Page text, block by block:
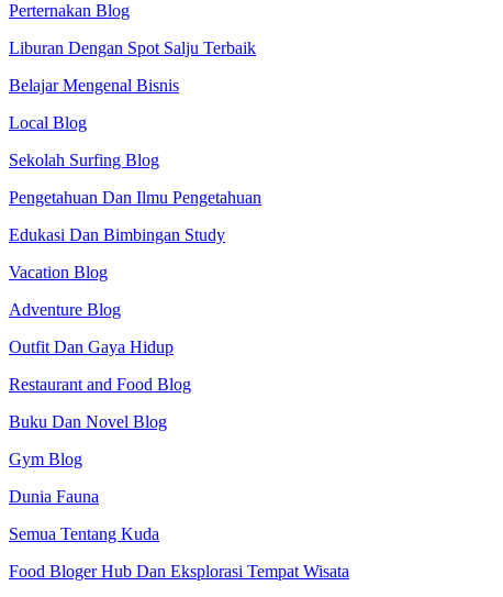
Perternakan Blog
Liburan Dengan Spot Salju Terbaik
Belajar Mengenal Bisnis
Local Blog
Sekolah Surfing Blog
Pengetahuan Dan Ilmu Pengetahuan
Edukasi Dan Bimbingan Study
Vacation Blog
Adventure Blog
Outfit Dan Gaya Hidup
Restaurant and Food Blog
Buku Dan Novel Blog
Gym Blog
Dunia Fauna
Semua Tentang Kuda
Food Bloger Hub Dan Eksplorasi Tempat Wisata